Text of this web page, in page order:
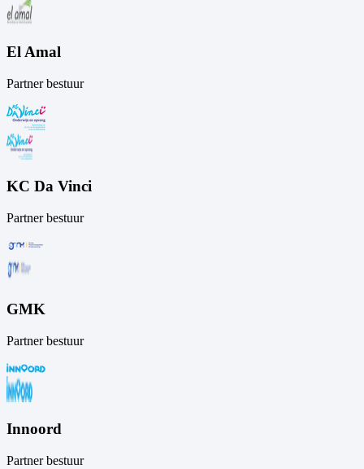
El Amal
Partner bestuur
KC Da Vinci
Partner bestuur
GMK
Partner bestuur
Innoord
Partner bestuur